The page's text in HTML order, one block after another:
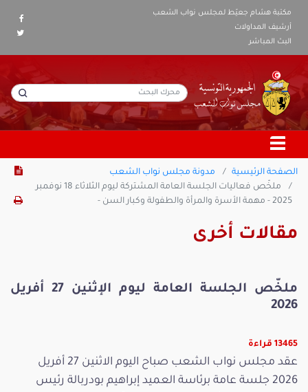
مكتبة هشام جعيّط لمجلس نواب الشعب
أرشيف المداولات
البث المباشر
الصفحة الرئيسية
مدونة مجلس نواب الشعب
ملخّص فعاليات الجلسة العامة المشتركة ليوم الثلاثاء 18 نوفمبر
2025 - مهمة الأسرة والمرأة والطفولة وكبار السن -
مقالات أخرى
ملخّص الجلسة العامة ليوم الإثنين 27 أفريل
2026
13465 قراءة
عقد مجلس نواب الشعب صباح اليوم الاثنين 27 أفريل
2026 جلسة عامة برئاسة العميد إبراهيم بودربالة رئيس